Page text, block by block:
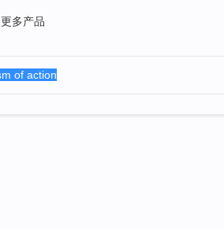
更多产品